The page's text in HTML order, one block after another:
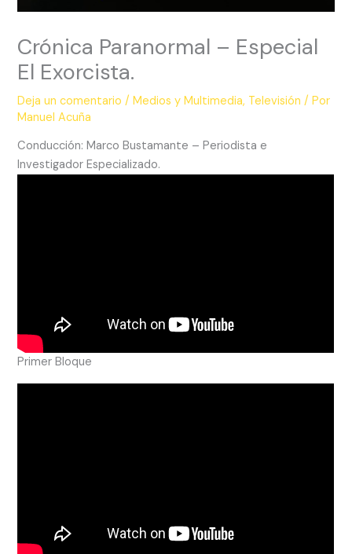
Crónica Paranormal – Especial
El Exorcista.
Deja un comentario /Medios y Multimedia, Televisión / Por
Manuel Acuña
Conducción: Marco Bustamante – Periodista e
Investigador Especializado.
Primer Bloque